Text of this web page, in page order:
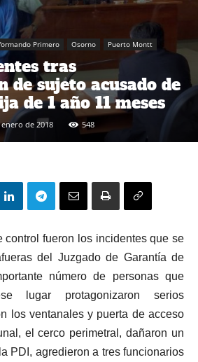
Primero Osorno Puerto Montt
tras
de sujeto acusado de
de 1 año 11 meses
de 2018 548
control fueron los incidentes que se
del Juzgado de Garantía de
número de personas que
lugar protagonizaron serios
los ventanales y puerta de acceso
el cerco perimetral, dañaron un
PDI, agredieron a tres funcionarios